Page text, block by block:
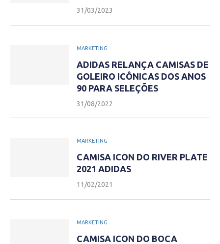
31/03/2023
MARKETING
ADIDAS RELANÇA CAMISAS DE
GOLEIRO ICÔNICAS DOS ANOS
90 PARA SELEÇÕES
31/08/2022
MARKETING
CAMISA ICON DO RIVER PLATE
2021 ADIDAS
11/02/2021
MARKETING
CAMISA ICON DO BOCA